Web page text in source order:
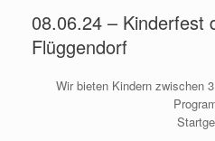
08.06.24 – Kinderfest
Flüggendorf
Wir bieten Kindern zwischen